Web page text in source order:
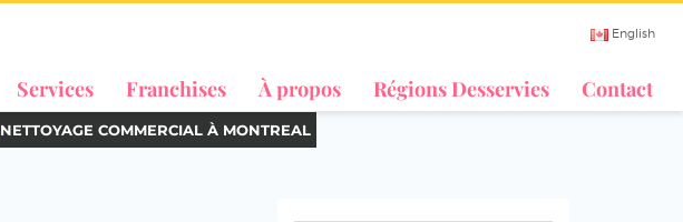
English
Services Franchises À propos Régions Desservies Contact
NETTOYAGE COMMERCIAL À MONTREAL